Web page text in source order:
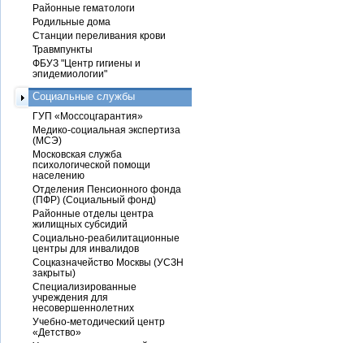
Районные гематологи
Родильные дома
Станции переливания крови
Травмпункты
ФБУЗ "Центр гигиены и
эпидемиологии"
Социальные службы
ГУП «Моссоцгарантия»
Медико-социальная экспертиза
(МСЭ)
Московская служба
психологической помощи
населению
Отделения Пенсионного фонда
(ПФР) (Социальный фонд)
Районные отделы центра
жилищных субсидий
Социально-реабилитационные
центры для инвалидов
Соцказначейство Москвы (УСЗН
закрыты)
Специализированные
учреждения для
несовершеннолетних
Учебно-методический центр
«Детство»